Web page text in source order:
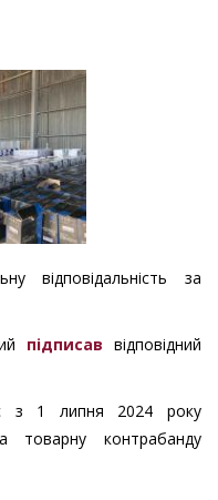
відповідальність за
підписав відповідний
з 1 липня 2024 року
товарну контрабанду